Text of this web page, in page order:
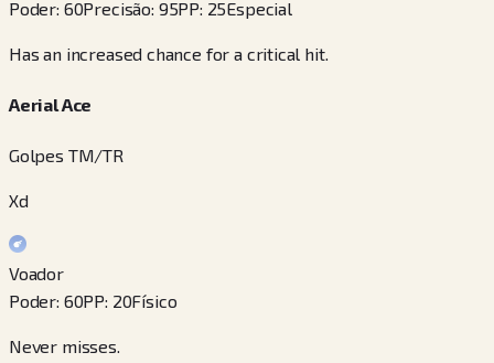
Poder: 60Precisão: 95PP: 25Especial
Has an increased chance for a critical hit.
Aerial Ace
Golpes TM/TR
Xd
Voador
Poder: 60PP: 20Físico
Never misses.